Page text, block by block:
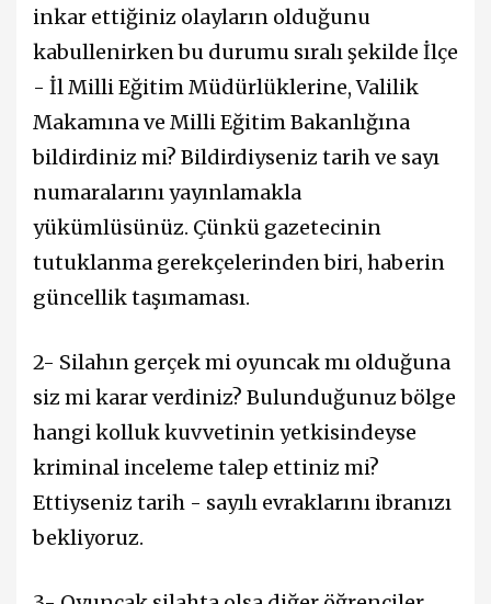
inkar ettiğiniz olayların olduğunu
kabullenirken bu durumu sıralı şekilde İlçe
- İl Milli Eğitim Müdürlüklerine, Valilik
Makamına ve Milli Eğitim Bakanlığına
bildirdiniz mi? Bildirdiyseniz tarih ve sayı
numaralarını yayınlamakla
yükümlüsünüz. Çünkü gazetecinin
tutuklanma gerekçelerinden biri, haberin
güncellik taşımaması.
2- Silahın gerçek mi oyuncak mı olduğuna
siz mi karar verdiniz? Bulunduğunuz bölge
hangi kolluk kuvvetinin yetkisindeyse
kriminal inceleme talep ettiniz mi?
Ettiyseniz tarih - sayılı evraklarını ibranızı
bekliyoruz.